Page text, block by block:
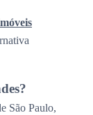
São Paulo,